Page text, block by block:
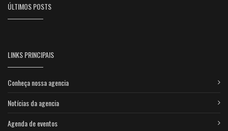
ÚLTIMOS POSTS
LINKS PRINCIPAIS
Conheça nossa agencia
Notícias da agencia
Agenda de eventos